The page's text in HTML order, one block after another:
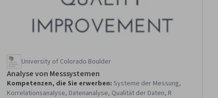
University of Colorado Boulder
Analyse von Messsystemen
Kompetenzen, die Sie erwerben:Systeme der Messung,
Korrelationsanalyse, Datenanalyse, Qualität der Daten, R